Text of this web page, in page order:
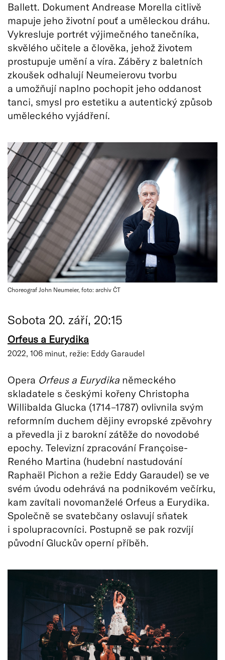
Ballett. Dokument Andrease Morella citlivě
mapuje jeho životní pouť a uměleckou dráhu.
Vykresluje portrét výjimečného tanečníka,
skvělého učitele a člověka, jehož životem
prostupuje umění a víra. Záběry z baletních
zkoušek odhalují Neumeierovu tvorbu
a umožňují naplno pochopit jeho oddanost
tanci, smysl pro estetiku a autentický způsob
uměleckého vyjádření.
Choreograf John Neumeier, foto: archiv ČT
Sobota 20. září, 20:15
Orfeus a Eurydika
2022, 106 minut, režie: Eddy Garaudel
Opera Orfeus a Eurydika německého
skladatele s českými kořeny Christopha
Willibalda Glucka (1714–1787) ovlivnila svým
reformním duchem dějiny evropské zpěvohry
a převedla ji z barokní zátěže do novodobé
epochy. Televizní zpracování Françoise-
Reného Martina (hudební nastudování
Raphaël Pichon a režie Eddy Garaudel) se ve
svém úvodu odehrává na podnikovém večírku,
kam zavítali novomanželé Orfeus a Eurydika.
Společně se svatebčany oslavují sňatek
i spolupracovníci. Postupně se pak rozvíjí
původní Gluckův operní příběh.